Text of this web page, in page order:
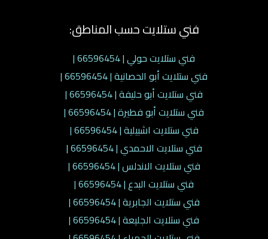
فني ستلايت حسب المناطق:
فني ستلايت حولي | 66596454 |
فني ستلايت أبو الحصانية | 66596454 |
فني ستلايت أبو حليفة | 66596454 |
فني ستلايت أبو فطيرة | 66596454 |
فني ستلايت اشبيلية | 66596454 |
فني ستلايت الاحمدي | 66596454 |
فني ستلايت الاندلس | 66596454 |
فني ستلايت البدع | 66596454 |
فني ستلايت الجابرية | 66596454 |
فني ستلايت الجليعة | 66596454 |